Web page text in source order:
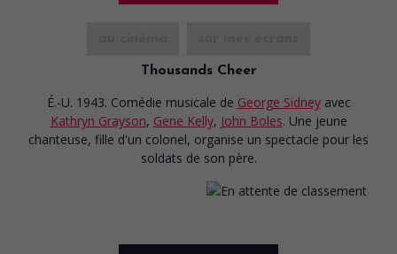
Thousands Cheer
É.-U. 1943. Comédie musicale de George Sidney avec
Kathryn Grayson, Gene Kelly, John Boles. Une jeune
chanteuse, fille d'un colonel, organise un spectacle pour les
soldats de son père.